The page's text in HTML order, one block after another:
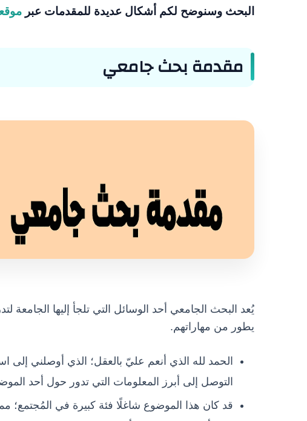
البحث وسنوضح لكم أشكال عديدة للمقدمات عبر
مقدمة بحث جامعي
يُعد البحث الجامعي أحد الوسائل التي تلجأ إليها
يطور من مهاراتهم.
الحمد لله الذي أنعم عليّ بالعقل؛ الذي أوصلني
التوصل إلى أبرز المعلومات التي تدور حول أحد
قد كان هذا الموضوع شاغلًا فئة كبيرة في المُجتمع؛